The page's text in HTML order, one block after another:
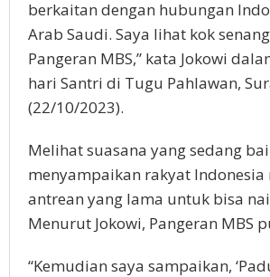
berkaitan dengan hubungan
Arab Saudi. Saya lihat kok
Pangeran MBS,” kata Jokowi
hari Santri di Tugu Pahlawan,
(22/10/2023).
Melihat suasana yang sedang
menyampaikan rakyat
antrean yang lama untuk bisa
Menurut Jokowi, Pangeran MBS
“Kemudian saya sampaikan,